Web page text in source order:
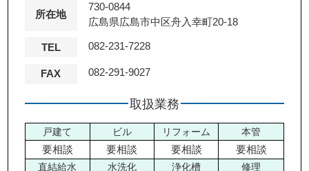
所在地
730-0844
広島県広島市中区舟入幸町20-18
TEL 082-231-7228
FAX 082-291-9027
取扱業務
戸建て
要相談
ビル
要相談
リフォーム
要相談
本管
要相談
直結給水
水洗化 浄化槽 修理